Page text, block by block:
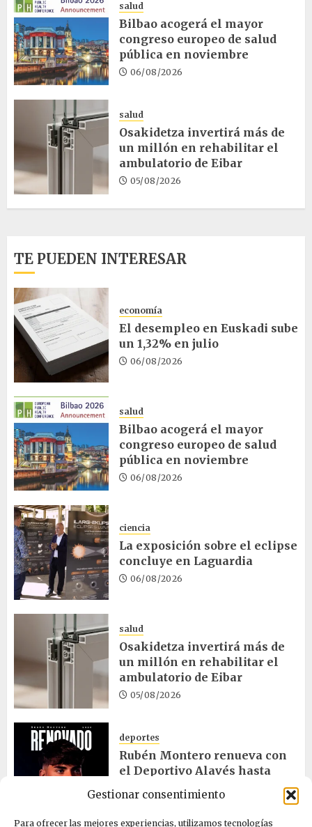
Gestionar consentimiento
Para ofrecer las mejores experiencias, utilizamos tecnologías
salud
Bilbao acogerá el mayor
congreso europeo de salud
pública en noviembre
06/08/2026
salud
Osakidetza invertirá más de
un millón en rehabilitar el
ambulatorio de Eibar
05/08/2026
TE PUEDEN INTERESAR
economía
El desempleo en Euskadi sube
un 1,32% en julio
06/08/2026
salud
Bilbao acogerá el mayor
congreso europeo de salud
pública en noviembre
06/08/2026
ciencia
La exposición sobre el eclipse
concluye en Laguardia
06/08/2026
salud
Osakidetza invertirá más de
un millón en rehabilitar el
ambulatorio de Eibar
05/08/2026
deportes
Rubén Montero renueva con
el Deportivo Alavés hasta